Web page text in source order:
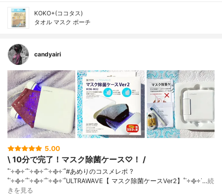
KOKO+(ココタス)
タオル マスク ポーチ
candyairi
5.00
\ 10分で完了！マスク除菌ケース♡！ /
˚˙༓࿇༓˙˚˙༓࿇༓˙˚˙༓࿇༓˙˚#あめりのコスメレポ ?
˚˙༓࿇༓˙˚˙༓࿇༓˙˚˙༓࿇༓˙˚ULTRAWAVE【 マスク除菌ケースVer2】˚˙༓࿇༓˙…続
きを見る